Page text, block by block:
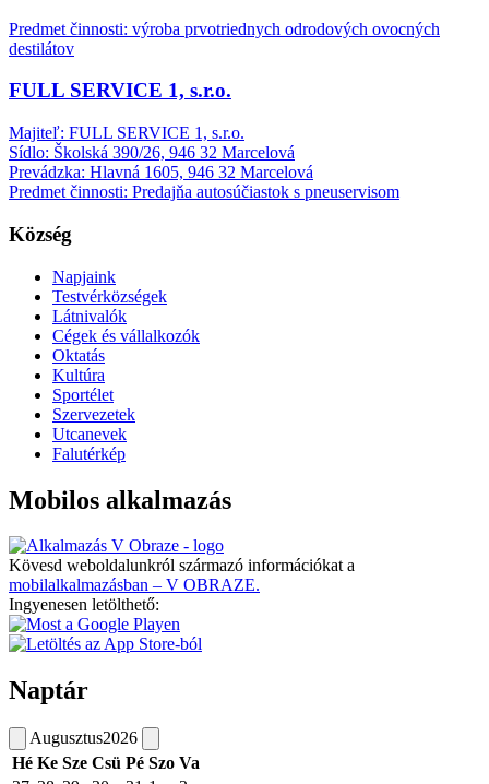
Predmet činnosti: výroba prvotriednych odrodových ovocných
destilátov
FULL SERVICE 1, s.r.o.
Majiteľ: FULL SERVICE 1, s.r.o.
Sídlo: Školská 390/26, 946 32 Marcelová
Prevádzka: Hlavná 1605, 946 32 Marcelová
Predmet činnosti: Predajňa autosúčiastok s pneuservisom
Község
Napjaink
Testvérközségek
Látnivalók
Cégek és vállalkozók
Oktatás
Kultúra
Sportélet
Szervezetek
Utcanevek
Falutérkép
Mobilos alkalmazás
Kövesd weboldalunkról származó információkat a
mobilalkalmazásban – V OBRAZE.
Ingyenesen letölthető:
Naptár
Augusztus2026
Hé Ke Sze Csü Pé Szo Va